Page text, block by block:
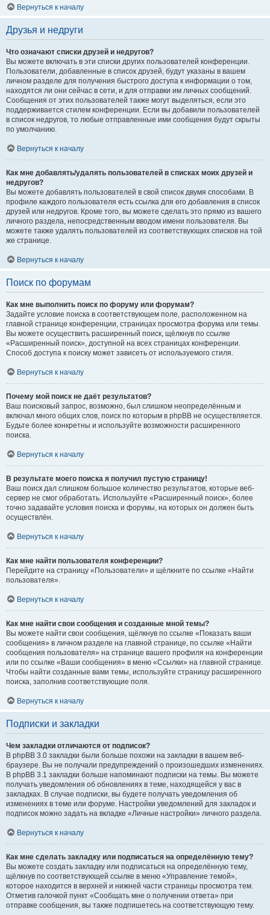
Вернуться к началу
Друзья и недруги
Что означают списки друзей и недругов?
Вы можете включать в эти списки других пользователей конференции.
Пользователи, добавленные в список друзей, будут указаны в вашем
личном разделе для получения быстрого доступа к информации о том,
находятся ли они сейчас в сети, и для отправки им личных сообщений.
Сообщения от этих пользователей также могут выделяться, если это
поддерживается стилем конференции. Если вы добавили пользователей
в список недругов, то любые отправленные ими сообщения будут скрыты
по умолчанию.
Вернуться к началу
Как мне добавлять/удалять пользователей в списках моих друзей и
недругов?
Вы можете добавлять пользователей в свой список двумя способами. В
профиле каждого пользователя есть ссылка для его добавления в список
друзей или недругов. Кроме того, вы можете сделать это прямо из вашего
личного раздела, непосредственным вводом имени пользователя. Вы
можете также удалять пользователей из соответствующих списков на той
же странице.
Вернуться к началу
Поиск по форумам
Как мне выполнить поиск по форуму или форумам?
Задайте условие поиска в соответствующем поле, расположенном на
главной странице конференции, страницах просмотра форума или темы.
Вы можете осуществить расширенный поиск, щёлкнув по ссылке
«Расширенный поиск», доступной на всех страницах конференции.
Способ доступа к поиску может зависеть от используемого стиля.
Вернуться к началу
Почему мой поиск не даёт результатов?
Ваш поисковый запрос, возможно, был слишком неопределённым и
включал много общих слов, поиск по которым в phpBB не осуществляется.
Будьте более конкретны и используйте возможности расширенного
поиска.
Вернуться к началу
В результате моего поиска я получил пустую страницу!
Ваш поиск дал слишком большое количество результатов, которые веб-
сервер не смог обработать. Используйте «Расширенный поиск», более
точно задавайте условия поиска и форумы, на которых он должен быть
осуществлён.
Вернуться к началу
Как мне найти пользователя конференции?
Перейдите на страницу «Пользователи» и щёлкните по ссылке «Найти
пользователя».
Вернуться к началу
Как мне найти свои сообщения и созданные мной темы?
Вы можете найти свои сообщения, щёлкнув по ссылке «Показать ваши
сообщения» в личном разделе на главной странице, по ссылке «Найти
сообщения пользователя» на странице вашего профиля на конференции
или по ссылке «Ваши сообщения» в меню «Ссылки» на главной странице.
Чтобы найти созданные вами темы, используйте страницу расширенного
поиска, заполнив соответствующие поля.
Вернуться к началу
Подписки и закладки
Чем закладки отличаются от подписок?
В phpBB 3.0 закладки были больше похожи на закладки в вашем веб-
браузере. Вы не получали предупреждений о произошедших изменениях.
В phpBB 3.1 закладки больше напоминают подписки на темы. Вы можете
получать уведомления об обновлениях в теме, находящейся у вас в
закладках. В случае подписки, вы будете получать уведомления об
изменениях в теме или форуме. Настройки уведомлений для закладок и
подписок можно задать на вкладке «Личные настройки» личного раздела.
Вернуться к началу
Как мне сделать закладку или подписаться на определённую тему?
Вы можете создать закладку или подписаться на определённую тему,
щёлкнув по соответствующей ссылке в меню «Управление темой»,
которое находится в верхней и нижней части страницы просмотра тем.
Отметив галочкой пункт «Сообщать мне о получении ответа» при
отправке сообщения, вы также подпишетесь на соответствующую тему.